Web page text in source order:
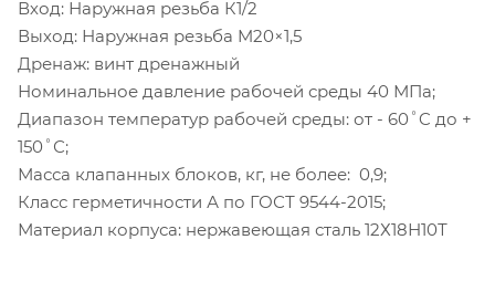
Вход: Наружная резьба К1/2
Выход: Наружная резьба M20×1,5
Дренаж: винт дренажный
Номинальное давление рабочей среды 40 МПа;
Диапазон температур рабочей среды: от - 60˚C до +
150˚С;
Масса клапанных блоков, кг, не более: 0,9;
Класс герметичности А по ГОСТ 9544-2015;
Материал корпуса: нержавеющая сталь 12Х18Н10Т